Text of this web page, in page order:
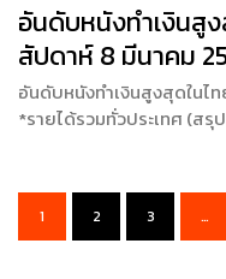
อันดับหนังทำเงินสูง
สัปดาห์ 8 มีนาคม
อันดับหนังทำเงินสูงสุดในไ
*รายได้รวมทั่วประเทศ (สรุ
1 2 3 …